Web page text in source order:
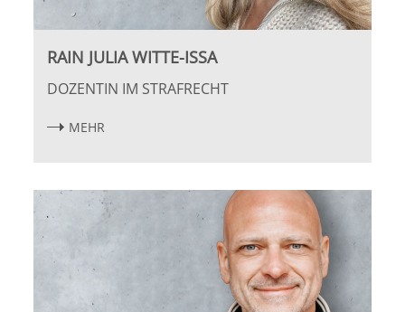
RAIN JULIA WITTE-ISSA
DOZENTIN IM STRAFRECHT
MEHR
Konstanz
Leipzig
Mainz
Mannheim